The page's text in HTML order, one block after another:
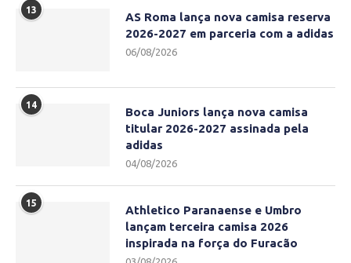
13
AS Roma lança nova camisa reserva
2026-2027 em parceria com a adidas
06/08/2026
14
Boca Juniors lança nova camisa
titular 2026-2027 assinada pela
adidas
04/08/2026
15
Athletico Paranaense e Umbro
lançam terceira camisa 2026
inspirada na força do Furacão